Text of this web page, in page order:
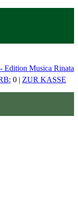
Edition Musica Rinata
0 | ZUR KASSE